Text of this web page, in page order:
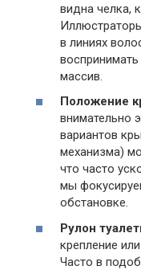
видна челка,
в линиях
массив.
Положение
внимательно
вариантов
механизма)
что часто
мы
обстановке.
Рулон
крепление
Часто в